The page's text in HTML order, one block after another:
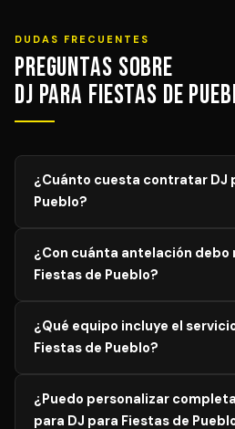
DUDAS FRECUENTES
Preguntas sobre
DJ para Fiestas de
¿Cuánto cuesta contratar DJ
Pueblo?
aforo, duración y equipamiento
mostrados son orientativos;
DJs verificados en menos de 24
¿Con cuánta antelación debo
Fiestas de Pueblo?
recomendamos reservar con al
antelación para eventos
reservar con 3–6 meses antes.
¿Qué equipo incluye el
Fiestas de Pueblo?
profesional, sistema de
iluminación LED básica,
¿Puedo personalizar
para DJ para Fiestas de